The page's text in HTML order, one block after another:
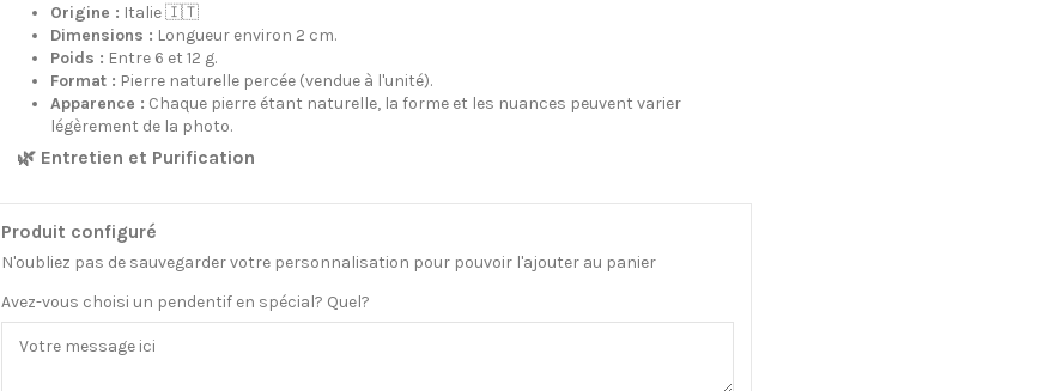
Origine : Italie 🇮🇹
Dimensions : Longueur environ 2 cm.
Poids : Entre 6 et 12 g.
Format : Pierre naturelle percée (vendue à l'unité).
Apparence : Chaque pierre étant naturelle, la forme et les nuances peuvent varier
légèrement de la photo.
🌿 Entretien et Purification
Produit configuré
N'oubliez pas de sauvegarder votre personnalisation pour pouvoir l'ajouter au panier
Avez-vous choisi un pendentif en spécial? Quel?